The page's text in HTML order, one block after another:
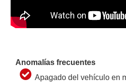
Anomalías frecuentes
Apagado del vehículo en